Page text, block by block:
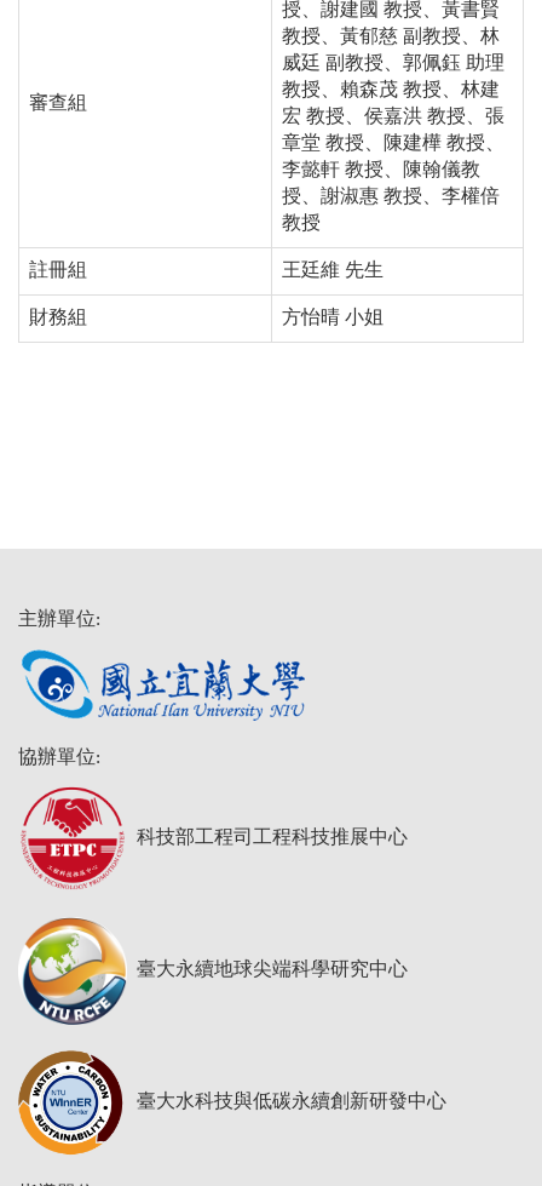
審查組
授、謝建國 教授、黃書賢
教授、黃郁慈 副教授、林
威廷 副教授、郭佩鈺 助理
教授、賴森茂 教授、林建
宏 教授、侯嘉洪 教授、張
章堂 教授、陳建樺 教授、
李懿軒 教授、陳翰儀教
授、謝淑惠 教授、李權倍
教授
註冊組 王廷維 先生
財務組 方怡晴 小姐
主辦單位:
協辦單位:
科技部工程司工程科技推展中心
臺大永續地球尖端科學研究中心
臺大水科技與低碳永續創新研發中心